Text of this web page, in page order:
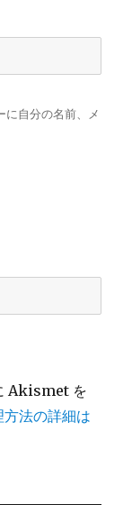
に自分の名前、メ
Akismet を
法の詳細は